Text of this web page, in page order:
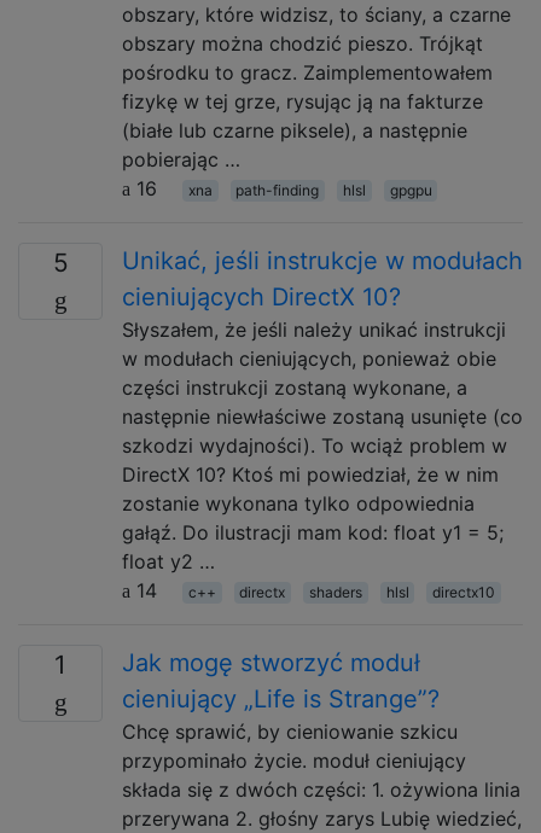
obszary, które widzisz, to ściany, a czarne
obszary można chodzić pieszo. Trójkąt
pośrodku to gracz. Zaimplementowałem
fizykę w tej grze, rysując ją na fakturze
(białe lub czarne piksele), a następnie
pobierając …
16
xna path-finding hlsl gpgpu
5
Unikać, jeśli instrukcje w modułach
cieniujących DirectX 10?
Słyszałem, że jeśli należy unikać instrukcji
w modułach cieniujących, ponieważ obie
części instrukcji zostaną wykonane, a
następnie niewłaściwe zostaną usunięte (co
szkodzi wydajności). To wciąż problem w
DirectX 10? Ktoś mi powiedział, że w nim
zostanie wykonana tylko odpowiednia
gałąź. Do ilustracji mam kod: float y1 = 5;
float y2 …
14
c++ directx shaders hlsl directx10
1
Jak mogę stworzyć moduł
cieniujący „Life is Strange”?
Chcę sprawić, by cieniowanie szkicu
przypominało życie. moduł cieniujący
składa się z dwóch części: 1. ożywiona linia
przerywana 2. głośny zarys Lubię wiedzieć,